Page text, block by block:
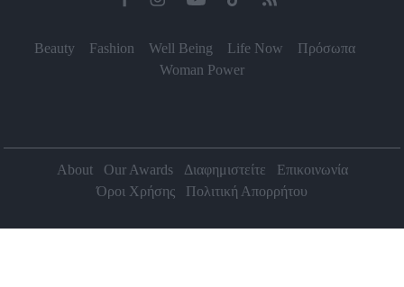
Beauty Fashion Well Being Life Now
Πρόσωπα
Woman Power
About Our Awards Διαφημιστείτε
Επικοινωνία
Όροι Χρήσης
Πολιτική Απορρήτου